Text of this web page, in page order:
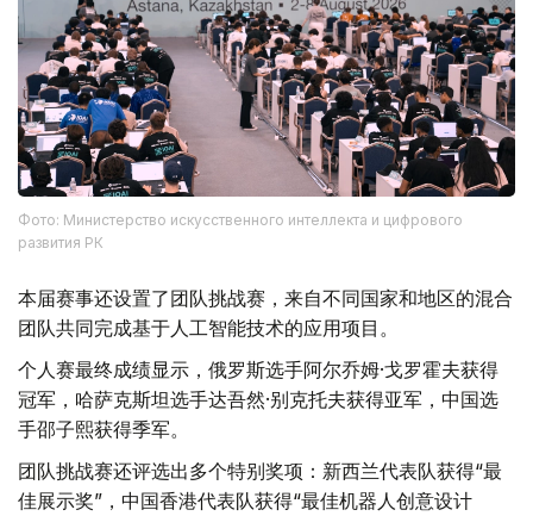
Фото: Министерство искусственного интеллекта и цифрового
развития РК
本届赛事还设置了团队挑战赛，来自不同国家和地区的混合
团队共同完成基于人工智能技术的应用项目。
个人赛最终成绩显示，俄罗斯选手阿尔乔姆·戈罗霍夫获得
冠军，哈萨克斯坦选手达吾然·别克托夫获得亚军，中国选
手邵子熙获得季军。
团队挑战赛还评选出多个特别奖项：新西兰代表队获得“最
佳展示奖”，中国香港代表队获得“最佳机器人创意设计